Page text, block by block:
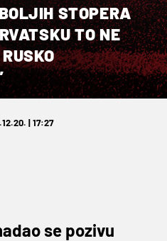
STOPERA
TO NE
| 17:27
se pozivu